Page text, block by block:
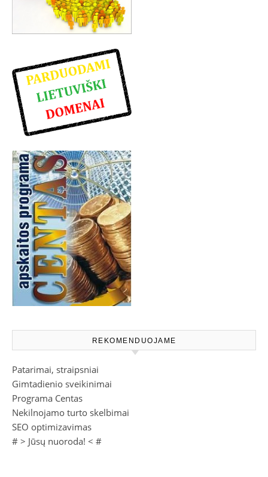
REKOMENDUOJAME
Patarimai, straipsniai
Gimtadienio sveikinimai
Programa Centas
Nekilnojamo turto skelbimai
SEO optimizavimas
# > Jūsų nuoroda! < #